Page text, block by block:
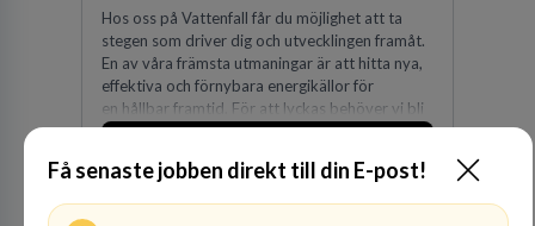
Få senaste jobben direkt till din E-post!
Hos oss på Vattenfall får du möjlighet att ta
stegen som driver dig och utvecklingen framåt.
En av våra främsta utmaningar är att hitta nya,
effektiva och förnybara energikällor för
en hållbar framtid. För att lyckas behöver vi bli
fler medarbetare som vill göra skillnad.